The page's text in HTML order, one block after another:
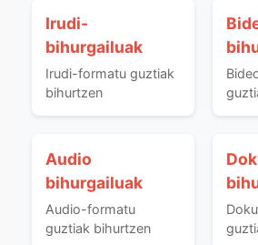
Irudi-
bihurgailuak
Irudi-formatu guztiak
bihurtzen
Audio
bihurgailuak
Audio-formatu
guztiak bihurtzen